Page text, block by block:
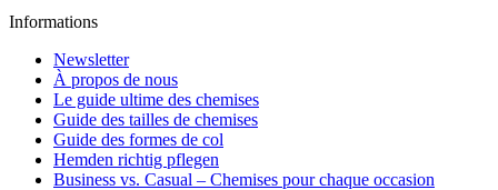
Informations
Newsletter
À propos de nous
Le guide ultime des chemises
Guide des tailles de chemises
Guide des formes de col
Hemden richtig pflegen
Business vs. Casual – Chemises pour chaque occasion